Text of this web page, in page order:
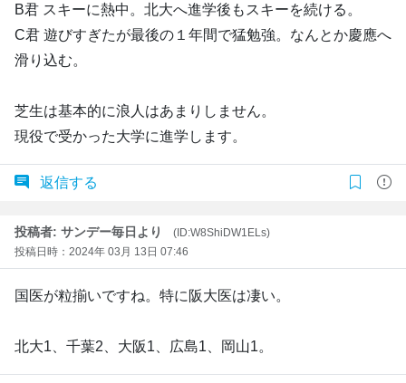
B君 スキーに熱中。北大へ進学後もスキーを続ける。
C君 遊びすぎたが最後の１年間で猛勉強。なんとか慶應へ
滑り込む。
芝生は基本的に浪人はあまりしません。
現役で受かった大学に進学します。
返信する
投稿者: サンデー毎日より
(ID:W8ShiDW1ELs)
投稿日時：2024年 03月 13日 07:46
国医が粒揃いですね。特に阪大医は凄い。
北大1、千葉2、大阪1、広島1、岡山1。